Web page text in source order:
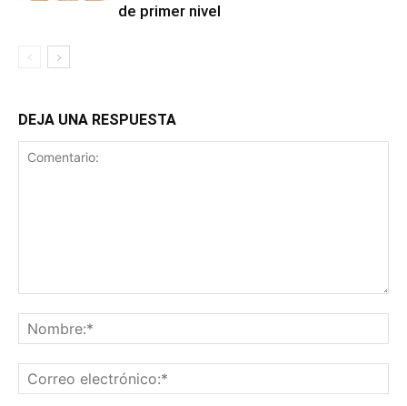
de primer nivel
DEJA UNA RESPUESTA